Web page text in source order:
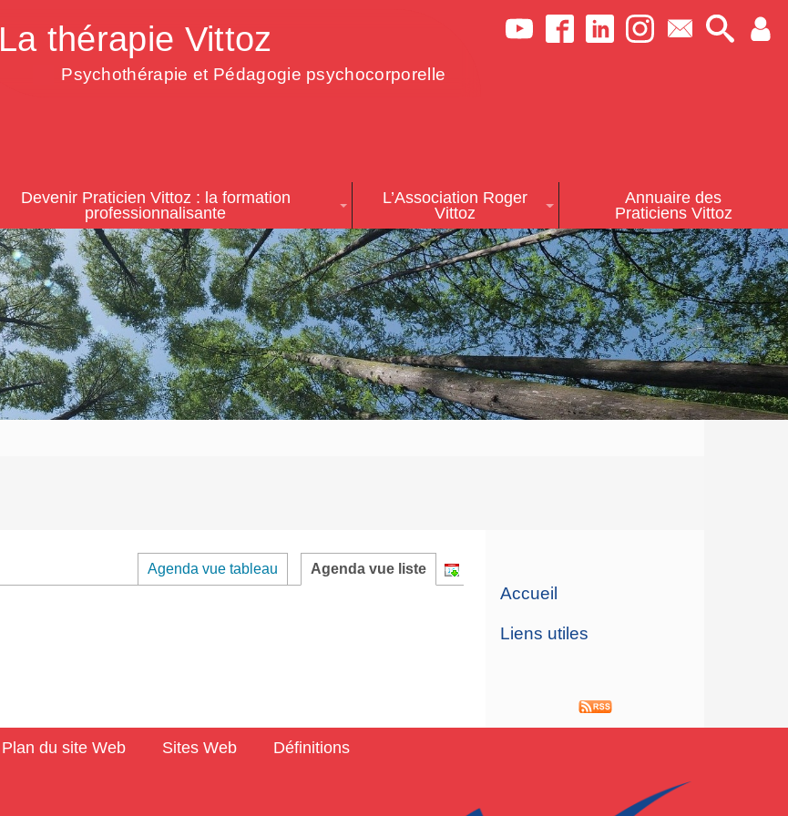
La thérapie Vittoz
Psychothérapie et Pédagogie psychocorporelle
Devenir Praticien Vittoz : la formation
professionnalisante
L’Association Roger
Vittoz
Annuaire des
Praticiens Vittoz
Agenda vue tableau Agenda vue liste
Accueil
Liens utiles
Plan du site Web Sites Web Définitions